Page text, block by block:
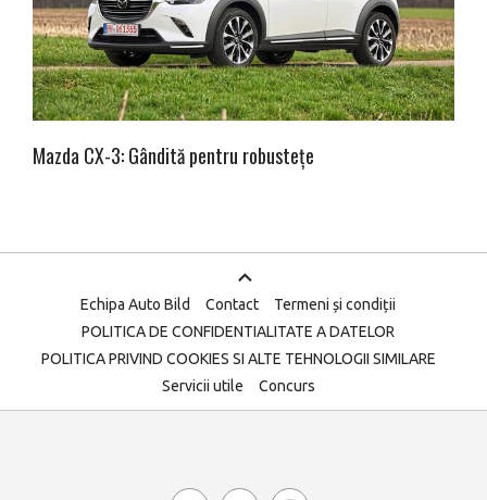
Mazda CX-3: Gândită pentru robustețe
Echipa Auto Bild Contact
Termeni și condiții
POLITICA DE CONFIDENTIALITATE A DATELOR
POLITICA PRIVIND COOKIES SI ALTE TEHNOLOGII SIMILARE
Servicii utile
Concurs